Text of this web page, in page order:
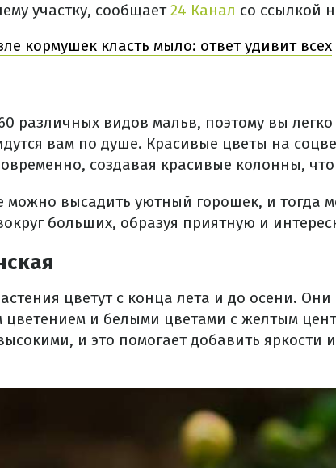
участку, сообщает24 Канал со ссылкой
кормушек класть мыло: ответ удивит всех
различных видов мальв, поэтому вы
вам по душе. Красивые цветы на
создавая красивые колонны,
можно высадить уютный горошек, и тогда
больших, образуя приятную и
цветут с конца лета и до осени.
цветением и белыми цветами с желтым
и это помогает добавить яркости